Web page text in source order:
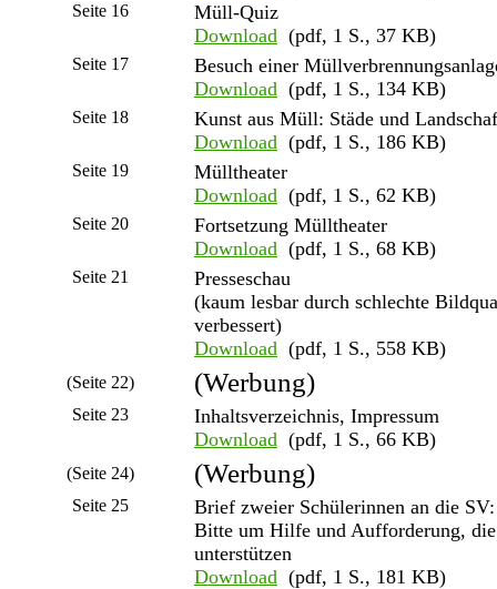
Seite 16
Müll-Quiz
Download (pdf, 1 S., 37 KB)
Seite 17
Besuch einer
Download (pdf, 1 S., 134 KB)
Seite 18
Kunst aus Müll: Städe und
Download (pdf, 1 S., 186 KB)
Seite 19
Mülltheater
Download (pdf, 1 S., 62 KB)
Seite 20
Fortsetzung Mülltheater
Download (pdf, 1 S., 68 KB)
Seite 21
Presseschau
(kaum lesbar durch schlechte
verbessert)
Download (pdf, 1 S., 558 KB)
(Seite 22) (Werbung)
Seite 23
Inhaltsverzeichnis, Impressum
Download (pdf, 1 S., 66 KB)
(Seite 24) (Werbung)
Seite 25
Brief zweier Schülerinnen an die SV:
Bitte um Hilfe und Aufforderung,
unterstützen
Download (pdf, 1 S., 181 KB)